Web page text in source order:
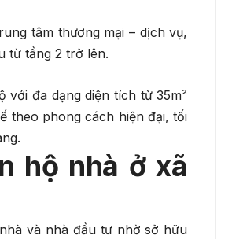
tâm thương mại – dịch vụ,
từ tầng 2 trở lên.
với đa dạng diện tích từ 35m²
theo phong cách hiện đại, tối
hộ nhà ở xã
và nhà đầu tư nhờ sở hữu